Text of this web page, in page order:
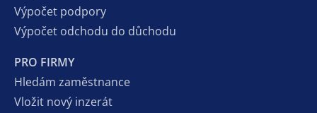
Výpočet podpory
Výpočet odchodu do důchodu
PRO FIRMY
Hledám zaměstnance
Vložit nový inzerát